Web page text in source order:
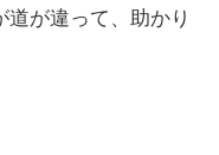
道が違って、助かり